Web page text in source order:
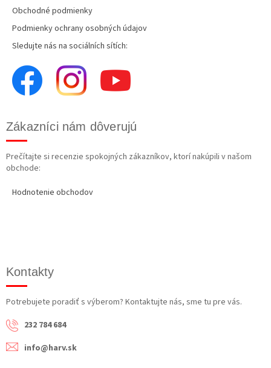
Obchodné podmienky
Podmienky ochrany osobných údajov
Sledujte nás na sociálních sítích:
Zákazníci nám dôverujú
Prečítajte si recenzie spokojných zákazníkov, ktorí nakúpili v našom
obchode:
Hodnotenie obchodov
Kontakty
Potrebujete poradiť s výberom? Kontaktujte nás, sme tu pre vás.
232 784 684
info@harv.sk